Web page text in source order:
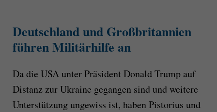
Deutschland und Großbritannien
führen Militärhilfe an
Da die USA unter Präsident Donald Trump auf
Distanz zur Ukraine gegangen sind und weitere
Unterstützung ungewiss ist, haben Pistorius und